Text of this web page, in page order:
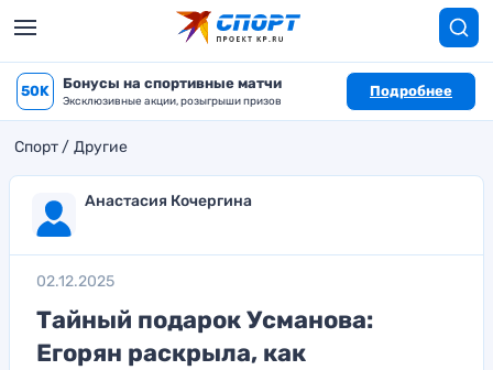
50K Бонусы на спортивные матчи
Эксклюзивные акции, розыгрыши призов
Подробнее
Спорт Другие
Анастасия Кочергина
02.12.2025
Тайный подарок Усманова:
Егорян раскрыла, как